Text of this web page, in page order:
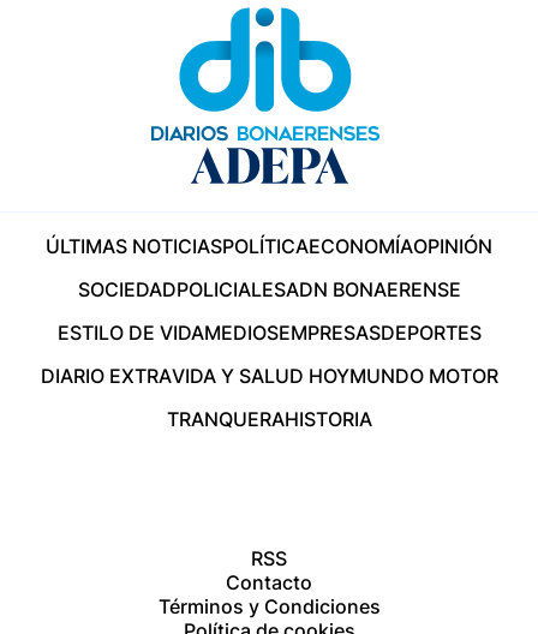
ÚLTIMAS NOTICIASPOLÍTICAECONOMÍAOPINIÓN
SOCIEDADPOLICIALESADN BONAERENSE
ESTILO DE VIDAMEDIOSEMPRESASDEPORTES
DIARIO EXTRAVIDA Y SALUD HOYMUNDO MOTOR
TRANQUERAHISTORIA
RSS
Contacto
Términos y Condiciones